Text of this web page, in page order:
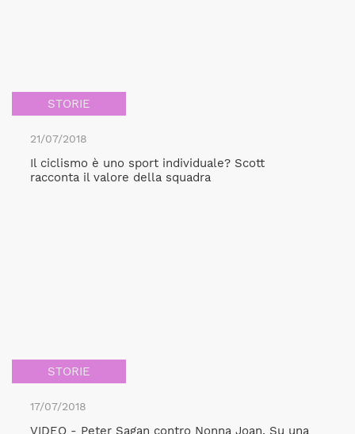
STORIE
21/07/2018
Il ciclismo è uno sport individuale? Scott
racconta il valore della squadra
STORIE
17/07/2018
VIDEO - Peter Sagan contro Nonna Joan. Su una